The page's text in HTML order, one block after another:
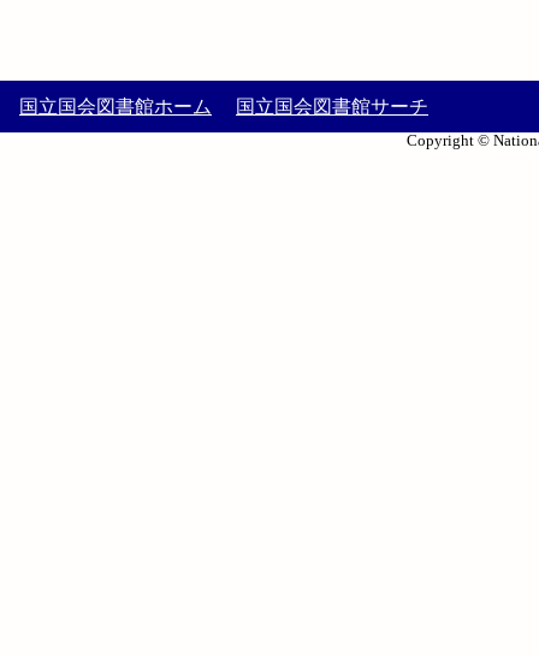
国立国会図書館ホーム 国立国会図書館サーチ
Copyright ©